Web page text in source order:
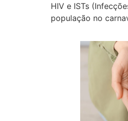
HIV e ISTs
população no